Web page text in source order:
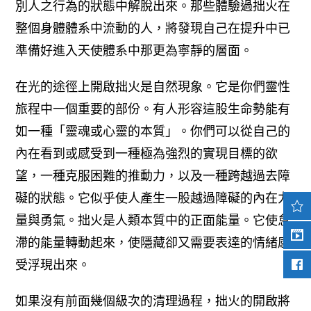
別人之行為的狀態中解脫出來。那些體驗過拙火在
整個身體體系中流動的人，將發現自己在提升中已
準備好進入天使體系中那更為寧靜的層面。
在光的途徑上開啟拙火是自然現象。它是你們靈性
旅程中一個重要的部份。有人形容這股生命勢能有
如一種「靈魂或心靈的本質」。你們可以從自己的
內在看到或感受到一種極為強烈的實現目標的欲
望，一種克服困難的推動力，以及一種跨越過去障
礙的狀態。它似乎使人產生一股越過障礙的內在力
量與勇氣。拙火是人類本質中的正面能量。它使怠
滯的能量轉動起來，使隱藏卻又需要表達的情緒感
受浮現出來。
如果沒有前面幾個級次的清理過程，拙火的開啟將